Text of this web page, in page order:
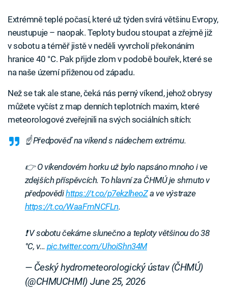
Extrémně teplé počasí, které už týden svírá většinu Evropy,
neustupuje – naopak. Teploty budou stoupat a zřejmě již
v sobotu a téměř jistě v neděli vyvrcholí překonáním
hranice 40 °C. Pak přijde zlom v podobě bouřek, které se
na naše území přiženou od západu.
Než se tak ale stane, čeká nás perný víkend, jehož obrysy
můžete vyčíst z map denních teplotních maxim, které
meteorologové zveřejnili na svých sociálních sítích:
☝ Předpověď na víkend s nádechem extrému.
👉 O víkendovém horku už bylo napsáno mnoho i ve
zdejších příspěvcích. To hlavní za ČHMÚ je shrnuto v
předpovědihttps://t.co/p7ekzlheoZa ve výstraze
https://t.co/WaaFmNCFLn.
❗ V sobotu čekáme slunečno a teploty většinou do 38
°C, v… pic.twitter.com/UhoiShn34M
— Český hydrometeorologický ústav (ČHMÚ)
(@CHMUCHMI)June 25, 2026